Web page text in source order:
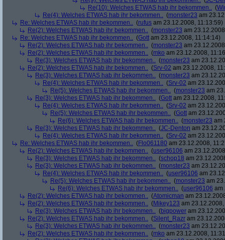
Re(10): Welches ETWAS hab ihr bekommen.. (
Re(4): Welches ETWAS hab ihr bekommen.. (monster23 am
Re: Welches ETWAS hab ihr bekommen.. (rufus am 23.12.2008, 11:13:59)
Re(2): Welches ETWAS hab ihr bekommen.. (monster23 am
Re: Welches ETWAS hab ihr bekommen.. (Gott am 23.12.2008, 11:14:14)
Re(2): Welches ETWAS hab ihr bekommen.. (monster23 am
Re(2): Welches ETWAS hab ihr bekommen.. (mko am 23.12.2008,
Re(3): Welches ETWAS hab ihr bekommen.. (monster23 am
Re(2): Welches ETWAS hab ihr bekommen.. (Srv-02 am 23.12.2008,
Re(3): Welches ETWAS hab ihr bekommen.. (monster23 am
Re(4): Welches ETWAS hab ihr bekommen.. (Srv-02 am
Re(5): Welches ETWAS hab ihr bekommen.. (monster23 am
Re(3): Welches ETWAS hab ihr bekommen.. (Gott am 23.12.2008,
Re(4): Welches ETWAS hab ihr bekommen.. (Srv-02 am
Re(5): Welches ETWAS hab ihr bekommen.. (Gott am
Re(6): Welches ETWAS hab ihr bekommen.. (monster23 am
Re(3): Welches ETWAS hab ihr bekommen.. (JC-Denton am
Re(4): Welches ETWAS hab ihr bekommen.. (Srv-02 am
Re: Welches ETWAS hab ihr bekommen.. (Flo061180 am 23.12.2008,
Re(2): Welches ETWAS hab ihr bekommen.. (user96106 am
Re(3): Welches ETWAS hab ihr bekommen.. (schop18 am
Re(3): Welches ETWAS hab ihr bekommen.. (monster23 am
Re(4): Welches ETWAS hab ihr bekommen.. (user96106 am
Re(5): Welches ETWAS hab ihr bekommen.. (monster23 am
Re(6): Welches ETWAS hab ihr bekommen.. (user96106 am
Re(2): Welches ETWAS hab ihr bekommen.. (Atomicman am
Re(2): Welches ETWAS hab ihr bekommen.. (Mikey123 am
Re(3): Welches ETWAS hab ihr bekommen.. (bigpower am
Re(2): Welches ETWAS hab ihr bekommen.. (Silent_Razr am
Re(3): Welches ETWAS hab ihr bekommen.. (monster23 am
Re(2): Welches ETWAS hab ihr bekommen.. (mko am 23.12.2008,